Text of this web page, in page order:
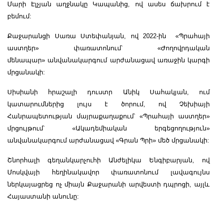
Մարի Էլչյան աղջնակը Կապանից, ով ասես ճախրում է
բեմում:
Քաջարանցի Սառա Ստեփանյան, ով 2022-ին «Պրահայի
աստղեր» փառատոնում՝ «Ժողովրդական
մենապար» անվանակարգում արժանացավ առաջին կարգի
մրցանակի:
Սիսիանի հրաշալի դուստր Անիկ Սահակյան, ում
կատարումներից լույս է ծորում, ով Չեխիայի
Հանրապետության մայրաքաղաքում՝ «Պրահայի աստղեր»
մրցույթում՝ «Ակադեմիական երգեցողություն»
անվանակարգում արժանացավ «Գրան Պրի» մեծ մրցանակի:
Շնորհալի գեղանկարչուհի Անժելիկա Ենգիբարյան, ով
Մոսկվայի հեղինակավոր փառատոնում լավագույնս
ներկայացրեց ոչ միայն Քաջարանի արվեստի դպրոցի, այլև
Հայաստանի անունը: